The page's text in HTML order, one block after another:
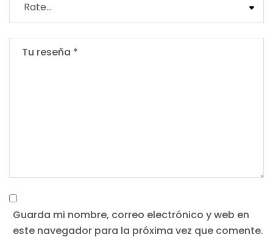
Guarda mi nombre, correo electrónico y web en
este navegador para la próxima vez que comente.